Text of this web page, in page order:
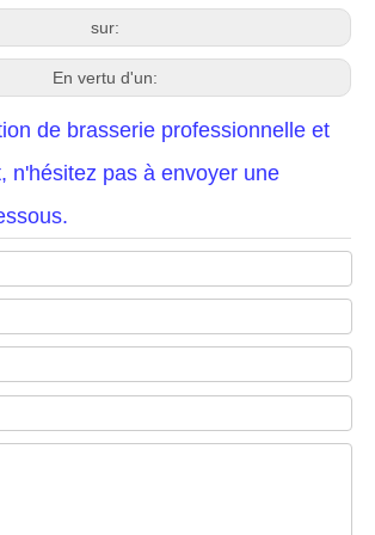
sur:
En vertu d'un:
de brasserie professionnelle et
n'hésitez pas à envoyer une